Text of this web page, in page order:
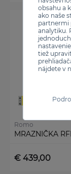
obsahu a
ako naše
partnermi
analytiku.
tiež
nájdete v
Romo
MRAZNIČKA
€ 439,00